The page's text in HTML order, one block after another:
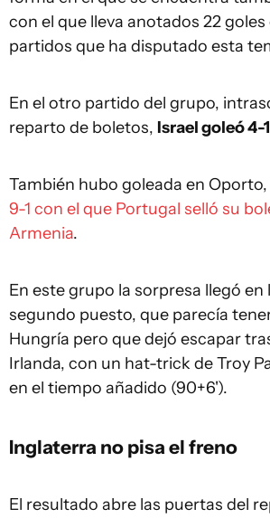
con el que lleva anotados 22 goles
partidos que ha disputado esta
En el otro partido del grupo,
reparto de boletos, Israel goleó 4-
También hubo goleada en
9-1 con el que Portugal selló su
Armenia.
En este grupo la sorpresa llegó en
segundo puesto, que parecía
Hungría pero que dejó escapar
Irlanda, con un hat-trick de Troy
en el tiempo añadido (90+6').
Inglaterra no pisa el freno
El resultado abre las puertas del